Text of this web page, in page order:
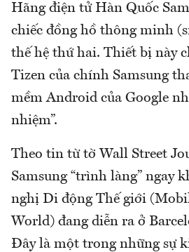
Hãng điện tử Hàn Quốc
chiếc đồng hồ thông minh
thế hệ thứ hai. Thiết bị này
Tizen của chính Samsung
mềm Android của Google
nhiệm”.
Theo tin từ tờ Wall Street
Samsung “trình làng” ngay
nghị Di động Thế giới
World) đang diễn ra ở
Đây là một trong những sự